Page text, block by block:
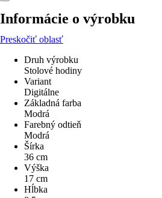
Informácie o výrobku
Preskočiť oblasť
Druh výrobku
Stolové hodiny
Variant
Digitálne
Základná farba
Modrá
Farebný odtieň
Modrá
Šírka
36 cm
Výška
17 cm
Hĺbka